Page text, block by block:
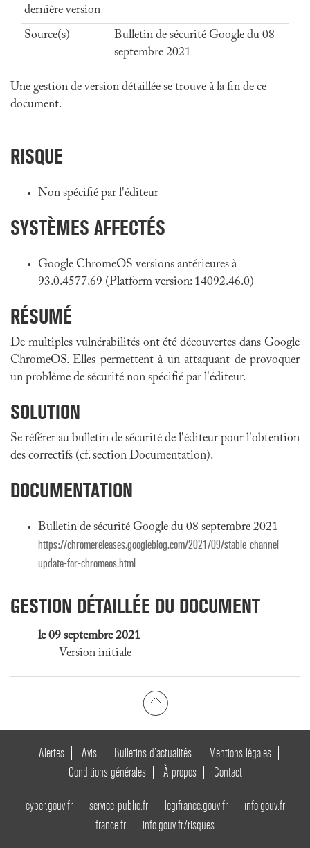
dernière version
Source(s)
Bulletin de sécurité Google du 08
septembre 2021
Une gestion de version détaillée se trouve à la fin de ce
document.
RISQUE
Non spécifié par l'éditeur
SYSTÈMES AFFECTÉS
Google ChromeOS versions antérieures à
93.0.4577.69 (Platform version: 14092.46.0)
RÉSUMÉ
De multiples vulnérabilités ont été découvertes dans Google
ChromeOS. Elles permettent à un attaquant de provoquer
un problème de sécurité non spécifié par l'éditeur.
SOLUTION
Se référer au bulletin de sécurité de l'éditeur pour l'obtention
des correctifs (cf. section Documentation).
DOCUMENTATION
Bulletin de sécurité Google du 08 septembre 2021
https://chromereleases.googleblog.com/2021/09/stable-channel-
update-for-chromeos.html
GESTION DÉTAILLÉE DU DOCUMENT
le 09 septembre 2021
Version initiale
Alertes Avis Bulletins d’actualités
Mentions légales
Conditions générales
À propos Contact
cyber.gouv.fr service-public.fr legifrance.gouv.fr
info.gouv.fr
france.fr
info.gouv.fr/risques